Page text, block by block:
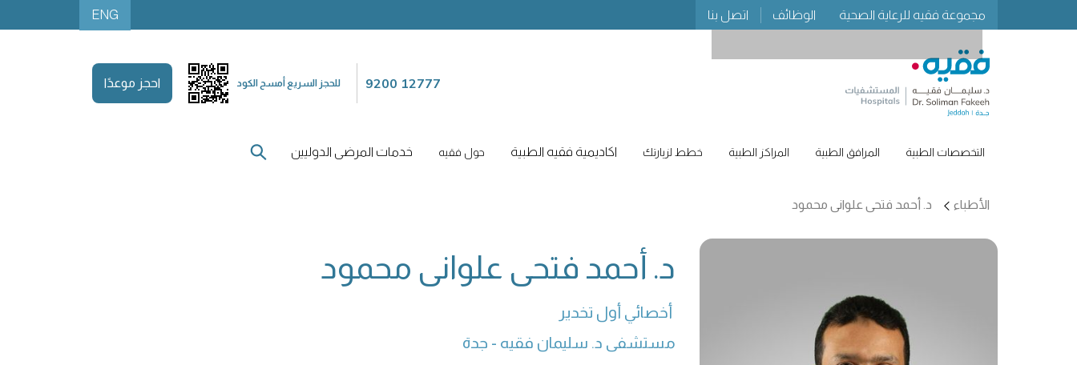
مجموعة فقيه للرعاية الصحية الوظائف اتصل بنا ENG
9200 12777 للحجز السريع أمسح الكود احجز موعدًا
التخصصات الطبية المرافق الطبية المراكز الطبية خطط لزيارتك اكاديمية فقيه الطبية حول فقيه خدمات المرضى الدوليين
الأطباء د. أحمد فتحى علوانى محمود
د. أحمد فتحى علوانى محمود
مستشفى د. سليمان فقيه - جدة